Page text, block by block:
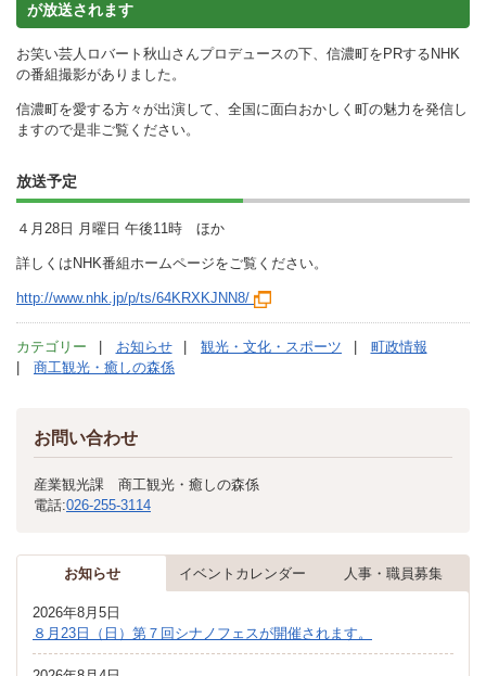
が放送されます
お笑い芸人ロバート秋山さんプロデュースの下、信濃町をPRするNHK
の番組撮影がありました。
信濃町を愛する方々が出演して、全国に面白おかしく町の魅力を発信し
ますので是非ご覧ください。
放送予定
４月28日 月曜日 午後11時 ほか
詳しくはNHK番組ホームページをご覧ください。
http://www.nhk.jp/p/ts/64KRXKJNN8/
カテゴリー お知らせ 観光・文化・スポーツ
町政情報
商工観光・癒しの森係
お問い合わせ
産業観光課 商工観光・癒しの森係
電話:026-255-3114
お知らせ イベントカレンダー 人事・職員募集
2026年8月5日
８月23日（日）第７回シナノフェスが開催されます。